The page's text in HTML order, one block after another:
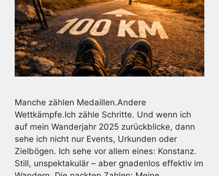
Manche zählen Medaillen.Andere
Wettkämpfe.Ich zähle Schritte. Und wenn ich
auf mein Wanderjahr 2025 zurückblicke, dann
sehe ich nicht nur Events, Urkunden oder
Zielbögen. Ich sehe vor allem eines: Konstanz.
Still, unspektakulär – aber gnadenlos effektiv im